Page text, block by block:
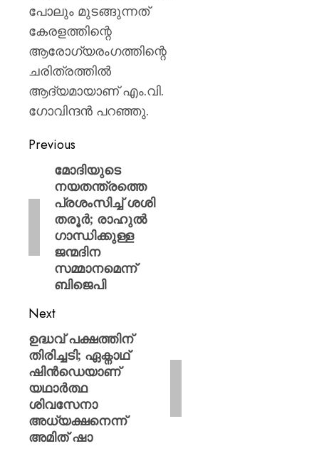
പോലും മുടങ്ങുന്നത്
കേരളത്തിന്റെ
ആരോഗ്യരംഗത്തിന്റെ
ചരിത്രത്തിൽ
ആദ്യമായാണ് എം.വി.
ഗോവിന്ദൻ പറഞ്ഞു.
Previous
മോദിയുടെ
നയതന്ത്രത്തെ
പ്രശംസിച്ച് ശശി
തരൂർ; രാഹുൽ
ഗാന്ധിക്കുള്ള
ജന്മദിന
സമ്മാനമെന്ന്
ബിജെപി
Next
ഉദ്ധവ് പക്ഷത്തിന്
തിരിച്ചടി; ഏക്നാഥ്
ഷിൻഡെയാണ്
യഥാർത്ഥ
ശിവസേനാ
അധ്യക്ഷനെന്ന്
അമിത് ഷാ